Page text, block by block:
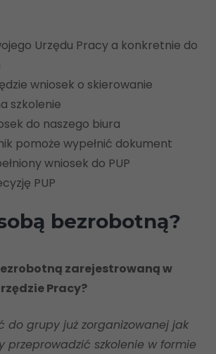
Urzędu Pracy a konkretnie do
wniosek o skierowanie
szkolenie
do naszego biura
pomoże wypełnić dokument
wniosek do PUP
PUP
bezrobotną?
zarejestrowaną w
Pracy?
do grupy już zorganizowanej jak
przeprowadzić szkolenie w formie